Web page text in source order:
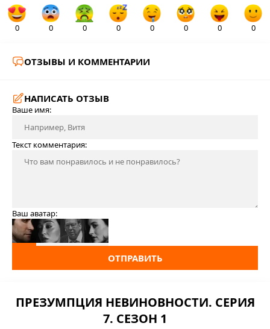
0 0 0 0 0 0 0 0
ОТЗЫВЫ И КОММЕНТАРИИ
НАПИСАТЬ ОТЗЫВ
Ваше имя:
Текст комментария:
Ваш аватар:
ОТПРАВИТЬ
ПРЕЗУМПЦИЯ НЕВИНОВНОСТИ. СЕРИЯ
7. СЕЗОН 1